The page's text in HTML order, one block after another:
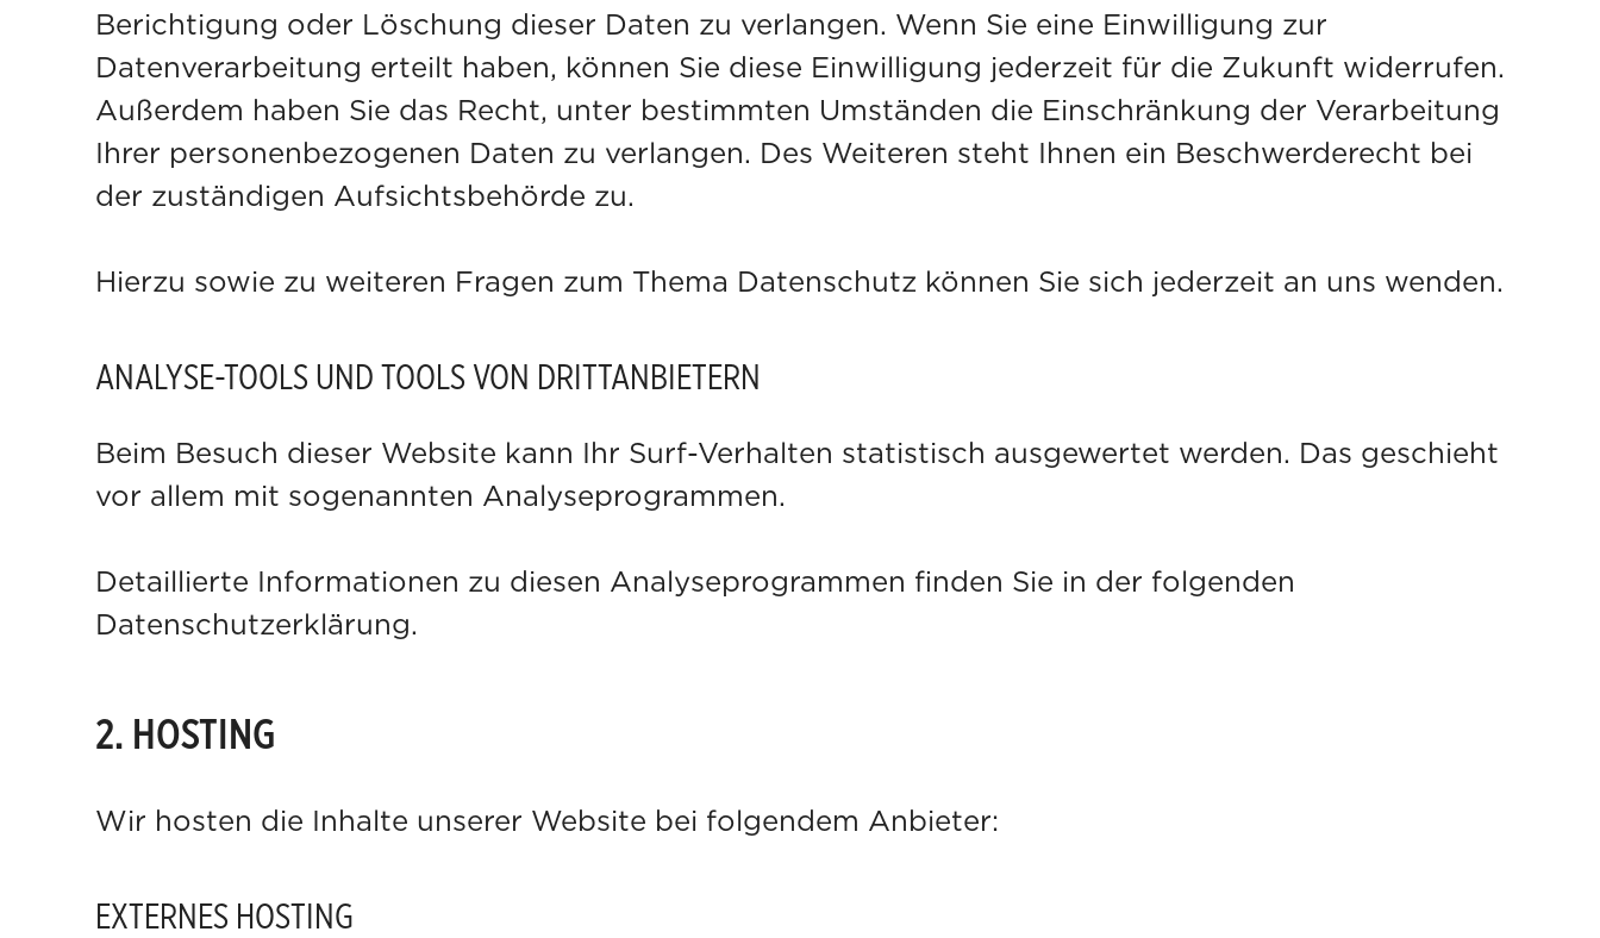
Berichtigung oder Löschung dieser Daten zu verlangen. Wenn Sie eine Einwilligung zur
Datenverarbeitung erteilt haben, können Sie diese Einwilligung jederzeit für die Zukunft widerrufen.
Außerdem haben Sie das Recht, unter bestimmten Umständen die Einschränkung der Verarbeitung
Ihrer personenbezogenen Daten zu verlangen. Des Weiteren steht Ihnen ein Beschwerderecht bei
der zuständigen Aufsichtsbehörde zu.
Hierzu sowie zu weiteren Fragen zum Thema Datenschutz können Sie sich jederzeit an uns wenden.
ANALYSE-TOOLS UND TOOLS VON DRITT­ANBIETERN
Beim Besuch dieser Website kann Ihr Surf-Verhalten statistisch ausgewertet werden. Das geschieht
vor allem mit sogenannten Analyseprogrammen.
Detaillierte Informationen zu diesen Analyseprogrammen finden Sie in der folgenden
Datenschutzerklärung.
2. HOSTING
Wir hosten die Inhalte unserer Website bei folgendem Anbieter:
EXTERNES HOSTING